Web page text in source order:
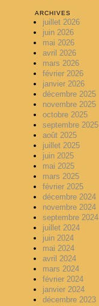
ARCHIVES
juillet 2026
juin 2026
mai 2026
avril 2026
mars 2026
février 2026
janvier 2026
décembre 2025
novembre 2025
octobre 2025
septembre 2025
août 2025
juillet 2025
juin 2025
mai 2025
mars 2025
février 2025
décembre 2024
novembre 2024
septembre 2024
juillet 2024
juin 2024
mai 2024
avril 2024
mars 2024
février 2024
janvier 2024
décembre 2023